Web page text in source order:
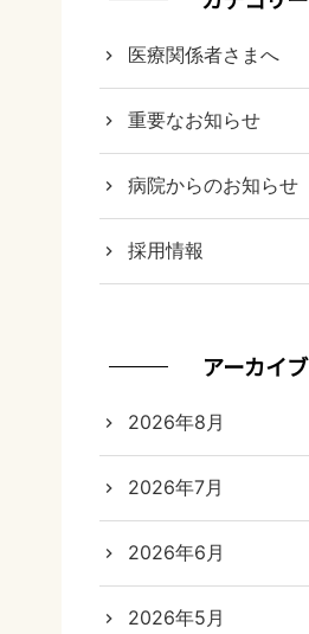
医療関係者さまへ
重要なお知らせ
病院からのお知らせ
採用情報
アーカイブ
2026年8月
2026年7月
2026年6月
2026年5月